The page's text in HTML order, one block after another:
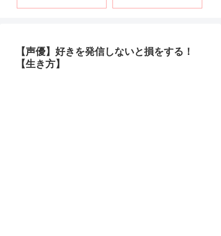
【声優】好きを発信しないと損をする！
【生き方】